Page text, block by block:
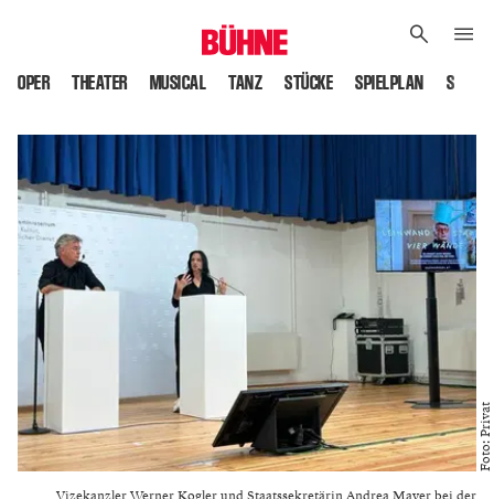
OPER THEATER MUSICAL TANZ STÜCKE SPIELPLAN
Vizekanzler Werner Kogler und Staatssekretärin Andrea Mayer bei der
Foto: Privat